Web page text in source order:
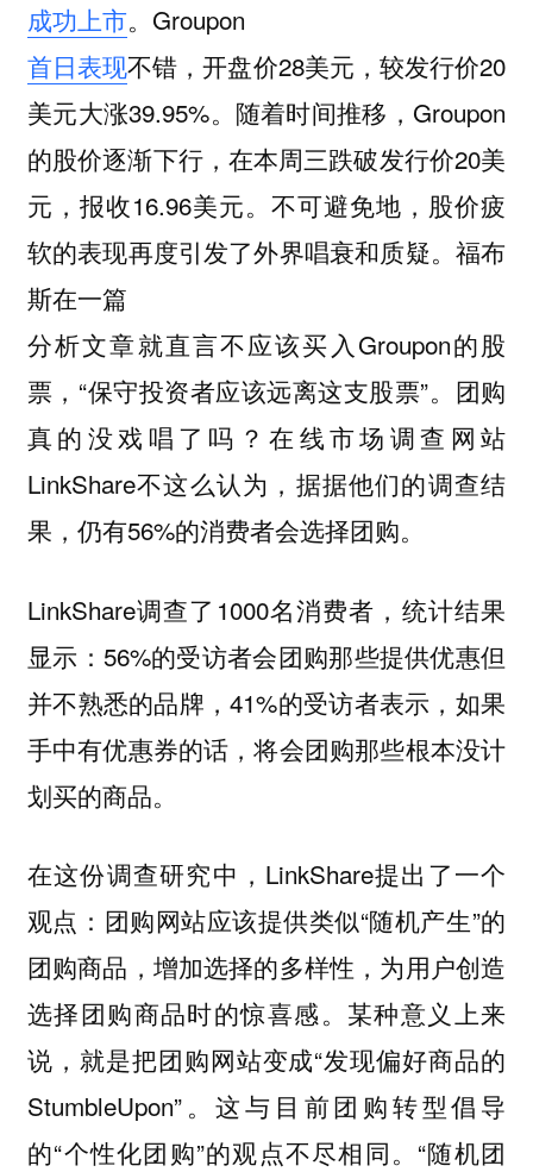
成功上市。Groupon
首日表现不错，开盘价28美元，较发行价20
美元大涨39.95%。随着时间推移，Groupon
的股价逐渐下行，在本周三跌破发行价20美
元，报收16.96美元。不可避免地，股价疲
软的表现再度引发了外界唱衰和质疑。福布
斯在一篇
分析文章就直言不应该买入Groupon的股
票，“保守投资者应该远离这支股票”。团购
真的没戏唱了吗？在线市场调查网站
LinkShare不这么认为，据据他们的调查结
果，仍有56%的消费者会选择团购。
LinkShare调查了1000名消费者，统计结果
显示：56%的受访者会团购那些提供优惠但
并不熟悉的品牌，41%的受访者表示，如果
手中有优惠券的话，将会团购那些根本没计
划买的商品。
在这份调查研究中，LinkShare提出了一个
观点：团购网站应该提供类似“随机产生”的
团购商品，增加选择的多样性，为用户创造
选择团购商品时的惊喜感。某种意义上来
说，就是把团购网站变成“发现偏好商品的
StumbleUpon”。这与目前团购转型倡导
的“个性化团购”的观点不尽相同。“随机团